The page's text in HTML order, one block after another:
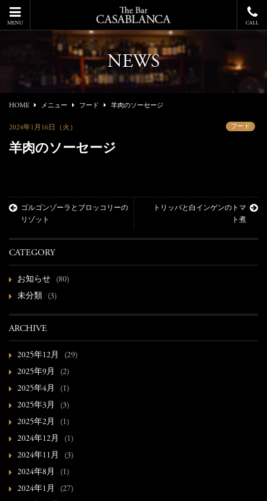
MENU CALL
NEWS
HOME メニュー フード 羊肉のソーセージ
2024年1月16日（火） フード
羊肉のソーセージ
ゴルゴンゾーラとブロッコリーの
リゾット
トリッパと白インゲンのトマ
ト煮
CATEGORY
お知らせ
(80)
未分類
(3)
ARCHIVE
2025年12月
(29)
2025年9月
(2)
2025年4月
(1)
2025年3月
(3)
2025年2月
(1)
2024年12月
(1)
2024年11月
(3)
2024年8月
(1)
2024年1月
(27)